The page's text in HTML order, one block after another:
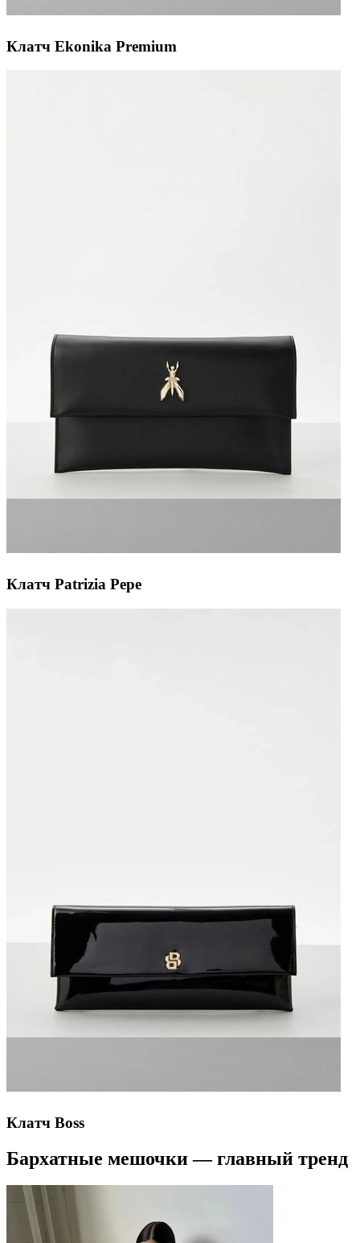
Клатч Ekonika Premium
Клатч Patrizia Pepe
Клатч Boss
Бархатные мешочки — главный тренд